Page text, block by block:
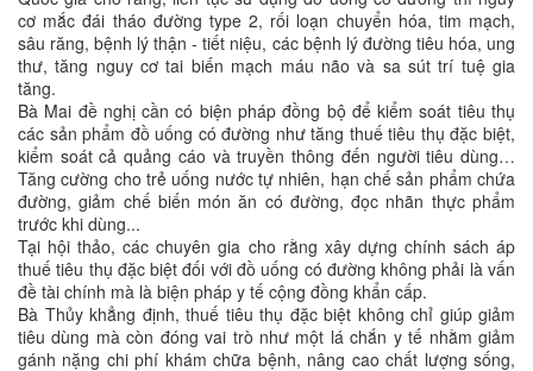
cơ mắc đái tháo đường type 2, rối loạn chuyển hóa, tim mạch,
sâu răng, bệnh lý thận - tiết niệu, các bệnh lý đường tiêu hóa, ung
thư, tăng nguy cơ tai biến mạch máu não và sa sút trí tuệ gia
tăng.
Bà Mai đề nghị cần có biện pháp đồng bộ để kiểm soát tiêu thụ
các sản phẩm đồ uống có đường như tăng thuế tiêu thụ đặc biệt,
kiểm soát cả quảng cáo và truyền thông đến người tiêu dùng…
Tăng cường cho trẻ uống nước tự nhiên, hạn chế sản phẩm chứa
đường, giảm chế biến món ăn có đường, đọc nhãn thực phẩm
trước khi dùng...
Tại hội thảo, các chuyên gia cho rằng xây dựng chính sách áp
thuế tiêu thụ đặc biệt đối với đồ uống có đường không phải là vấn
đề tài chính mà là biện pháp y tế cộng đồng khẩn cấp.
Bà Thủy khẳng định, thuế tiêu thụ đặc biệt không chỉ giúp giảm
tiêu dùng mà còn đóng vai trò như một lá chắn y tế nhằm giảm
gánh nặng chi phí khám chữa bệnh, nâng cao chất lượng sống,